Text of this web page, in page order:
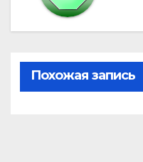
Похожая запись